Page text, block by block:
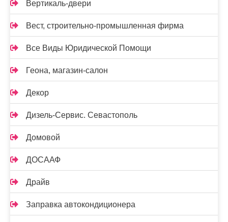
Вертикаль-двери
Вест, строительно-промышленная фирма
Все Виды Юридической Помощи
Геона, магазин-салон
Декор
Дизель-Сервис. Севастополь
Домовой
ДОСААФ
Драйв
Заправка автокондиционера